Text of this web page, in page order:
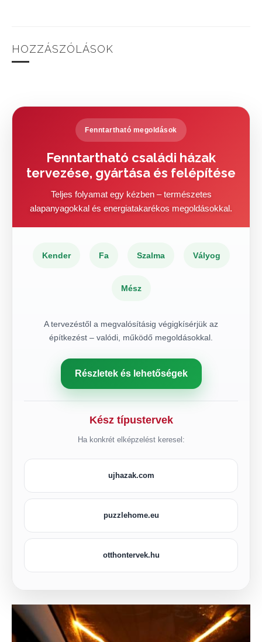
HOZZÁSZÓLÁSOK
Fenntartható megoldások
Fenntartható családi házak
tervezése, gyártása és felépítése
Teljes folyamat egy kézben – természetes
alapanyagokkal és energiatakarékos megoldásokkal.
Kender Fa Szalma Vályog
Mész
A tervezéstől a megvalósításig végigkísérjük az
építkezést – valódi, működő megoldásokkal.
Részletek és lehetőségek
Kész típustervek
Ha konkrét elképzelést keresel:
ujhazak.com
puzzlehome.eu
otthontervek.hu